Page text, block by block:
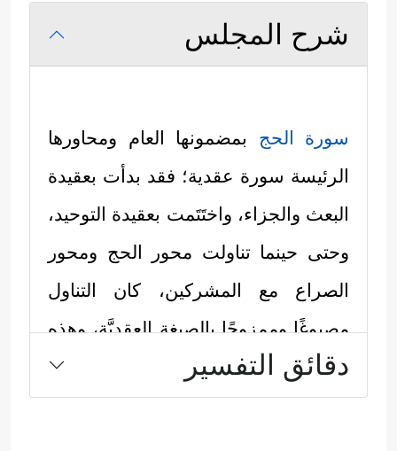
شرح المجلس
سورة الحج بمضمونها العام ومحاورها
الرئيسة سورة عقدية؛ فقد بدأت بعقيدة
البعث والجزاء، واختَتَمت بعقيدة التوحيد،
وحتى حينما تناولت محور الحج ومحور
الصراع مع المشركين، كان التناول
مصبوغًا وممزوجًا بالصبغة العقديَّة، وهذه
بالعموم هي طريقةُ القرآن في تناوُله
لمختلف القضايا، إنه يتناولها بمفهوم
دقائق التفسير